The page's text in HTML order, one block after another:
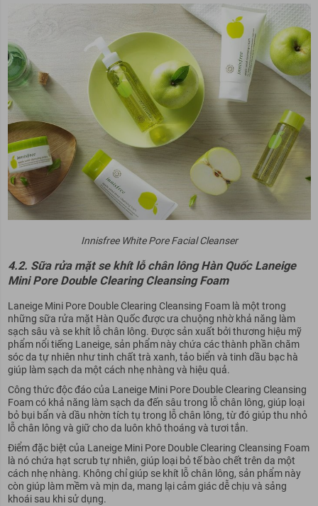
Innisfree White Pore Facial Cleanser
4.2. Sữa rửa mặt se khít lỗ chân lông Hàn Quốc Laneige
Mini Pore Double Clearing Cleansing Foam
Laneige Mini Pore Double Clearing Cleansing Foam là một trong
những sữa rửa mặt Hàn Quốc được ưa chuộng nhờ khả năng làm
sạch sâu và se khít lỗ chân lông. Được sản xuất bởi thương hiệu mỹ
phẩm nổi tiếng Laneige, sản phẩm này chứa các thành phần chăm
sóc da tự nhiên như tinh chất trà xanh, tảo biển và tinh dầu bạc hà
giúp làm sạch da một cách nhẹ nhàng và hiệu quả.
Công thức độc đáo của Laneige Mini Pore Double Clearing Cleansing
Foam có khả năng làm sạch da đến sâu trong lỗ chân lông, giúp loại
bỏ bụi bẩn và dầu nhờn tích tụ trong lỗ chân lông, từ đó giúp thu nhỏ
lỗ chân lông và giữ cho da luôn khô thoáng và tươi tắn.
Điểm đặc biệt của Laneige Mini Pore Double Clearing Cleansing Foam
là nó chứa hạt scrub tự nhiên, giúp loại bỏ tế bào chết trên da một
cách nhẹ nhàng. Không chỉ giúp se khít lỗ chân lông, sản phẩm này
còn giúp làm mềm và mịn da, mang lại cảm giác dễ chịu và sảng
khoái sau khi sử dụng.